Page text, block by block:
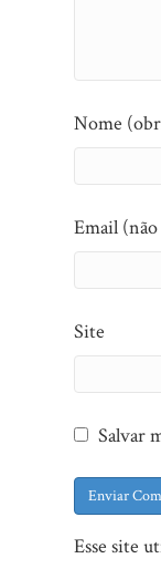
Nome
Email
Site
Salvar
Esse site